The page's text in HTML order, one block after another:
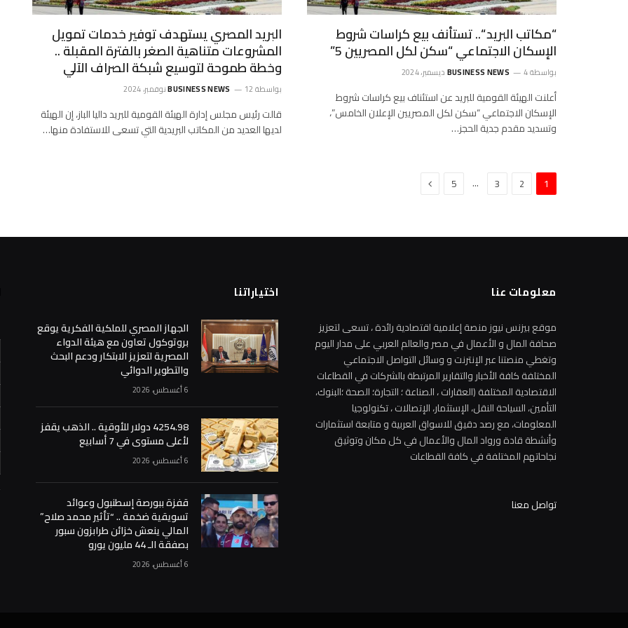
“مكاتب البريد “.. تستأنف بيع كراسات شروط
الإسكان الاجتماعي “سكن لكل المصريين 5”
بواسطة BUSINESS NEWS 4 ديسمبر، 2024
أعلنت الهيئة القومية للبريد عن استئناف بيع كراسات شروط
الإسكان الاجتماعي “سكن لكل المصريين الإعلان الخامس”،
وتسديد مقدم جدية الحجز…
البريد المصري يستهدف توفير خدمات تمويل
المشروعات متناهية الصغر بالفترة المقبلة ..
وخطة طموحة لتوسيع شبكة الصراف الآلي
بواسطة BUSINESS NEWS 12 نوفمبر، 2024
قالت رئيس مجلس إدارة الهيئة القومية للبريد داليا الباز، إن الهيئة
لديها العديد من المكاتب البريدية التي تسعى للاستفادة منها…
1
2
3
…
5 التالي
معلومات عنا
موقع بيزنس نيوز منصة إعلامية اقتصادية رائدة ، تسعى لتعزيز
صحافة المال و الأعمال في مصر والعالم العربي على مدار اليوم
وتغطي منصتنا عبر الإنترنت و وسائل التواصل الاجتماعي
المختلفة كافة الأخبار والتقارير المرتبطة بالشركات في القطاعات
الاقتصادية المختلفة (العقارات ، الصناعة ؛ التجارة؛ الصحة ؛البنوك،
التأمين، السياحة النقل، الإستثمار، الإتصالات ، تكنولوجيا
المعلومات، مع رصد دقيق للاسواق العربية و متابعة استثمارات
وأنشطة قادة ورواد المال والأعمال في كل مكان وتوثيق
نجاحاتهم المختلفة في كافة القطاعات
تواصل معنا
اختياراتنا
الجهاز المصري للملكية الفكرية يوقع
بروتوكول تعاون مع هيئة الدواء
المصرية لتعزيز الابتكار ودعم البحث
والتطوير الدوائي
6 أغسطس، 2026
4254.98 دولار للأوقية .. الذهب يقفز
لأعلى مستوى في 7 أسابيع
6 أغسطس، 2026
قفزة ببورصة إسطنبول وعوائد
تسويقية ضخمة .. “تأثير محمد صلاح”
المالي ينعش خزائن طرابزون سبور
بصفقة الـ 44 مليون يورو
6 أغسطس، 2026